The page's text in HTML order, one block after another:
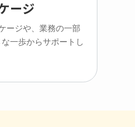
ージ
ージや、業務の一部
一歩からサポートし